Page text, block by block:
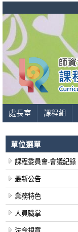
處長室 課程組
單位選單
課程委員會-會議紀錄
最新公告
業務特色
人員職掌